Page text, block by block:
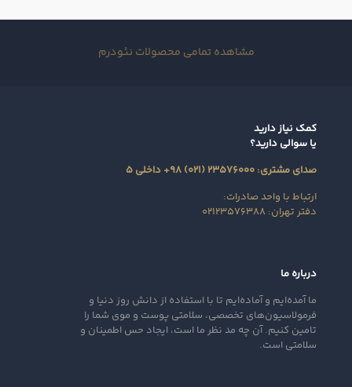
مشاهده تمامی محصولات نئودرم
کمک نیاز دارید
یا سوالی دارید؟
صدای مشتری: ۲۳۵۷۶۰۰۰ (۰۲۱) ۹۸+ داخلی ۵
ارتباط با واحد صادرات:
دفتر تهران: ۰۲۱۲۳۵۷۶۳۸۸
درباره ما
ما آمده‌ایم و آماده‌ایم تا با استفاده از دانش روز دنیا و
فرمولاسیون‌های تخصصی، سلامتی پوست و موی شما را
تامین کنیم. آن‌ چه مد نظر ما است، ایجاد حس اطمینان و
سلامتی است.